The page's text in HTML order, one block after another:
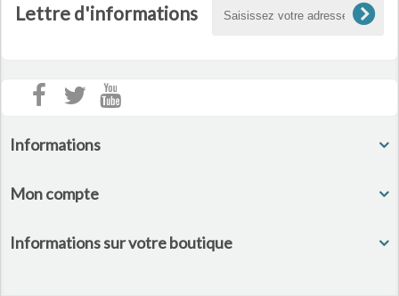
Lettre d'informations
Informations
Mon compte
Informations sur votre boutique